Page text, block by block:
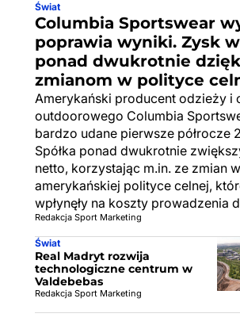
Świat
Columbia Sportswear
poprawia wyniki. Zysk
ponad dwukrotnie
zmianom w polityce
Amerykański producent odzieży i
outdoorowego Columbia
bardzo udane pierwsze półrocze
Spółka ponad dwukrotnie
netto, korzystając m.in. ze zmian w
amerykańskiej polityce celnej,
wpłynęły na koszty prowadzenia
Redakcja Sport Marketing
Świat
Real Madryt rozwija
technologiczne centrum w
Valdebebas
Redakcja Sport Marketing